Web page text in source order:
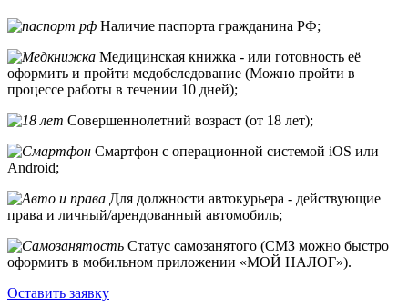
Наличие паспорта гражданина РФ;
Медицинская книжка - или готовность её
оформить и пройти медобследование (Можно пройти в
процессе работы в течении 10 дней);
Совершеннолетний возраст (от 18 лет);
Смартфон с операционной системой iOS или
Android;
Для должности автокурьера - действующие
права и личный/арендованный автомобиль;
Статус самозанятого (СМЗ можно быстро
оформить в мобильном приложении «МОЙ НАЛОГ»).
Оставить заявку